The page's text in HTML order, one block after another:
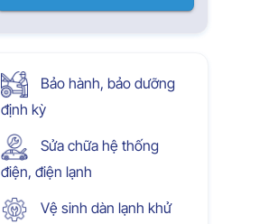
Bảo hành, bảo dưỡng
định kỳ
Sửa chữa hệ thống
điện, điện lạnh
Vệ sinh dàn lạnh khử